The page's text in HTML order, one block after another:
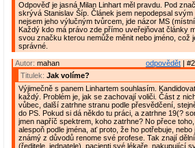
Odpověď je jasná Milan Linhart měl pravdu. Pod
skrývá Stanislav Šíp. Článek jsem nepodepsal svým
nejsem jeho výlučným tvůrcem, jde názor MS
Každý kdo má právo zde přímo uveřejňovat články
svou značku kterou nemůže měnit nebo jméno, což
správné.
odpovědět |
Autor: mahan
Titulek: Jak volíme?
Výjimečně s panem Linhartem souhlasím.
každý. Problém je, jak se zachovají voliči. Část z
vůbec, další zatrhne stranu podle přesvědčení,
do PS. Pokud si dá někdo tu práci, a zatrhne 19(?
jmen napříč spektrem, koho zatrhne? No přece
alespoň podle jména, ať proto, že ho potřebuje, nebo
známý z důvodů renome své profese. Tak znají
(ředitele, jednatele), pacienti své lékaře, nakupující